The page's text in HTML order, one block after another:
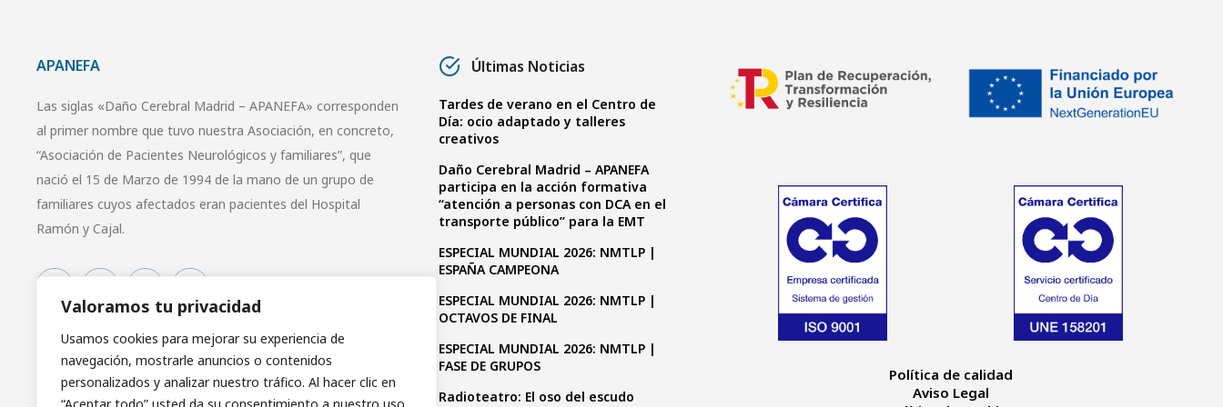
Valoramos tu privacidad
Usamos cookies para mejorar su experiencia de
navegación, mostrarle anuncios o contenidos
personalizados y analizar nuestro tráfico. Al hacer clic en
APANEFA
Las siglas «Daño Cerebral Madrid – APANEFA» corresponden
al primer nombre que tuvo nuestra Asociación, en concreto,
“Asociación de Pacientes Neurológicos y familiares”, que
nació el 15 de Marzo de 1994 de la mano de un grupo de
familiares cuyos afectados eran pacientes del Hospital
Ramón y Cajal.
Últimas Noticias
Tardes de verano en el Centro de
Día: ocio adaptado y talleres
creativos
Daño Cerebral Madrid – APANEFA
participa en la acción formativa
“atención a personas con DCA en el
transporte público” para la EMT
ESPECIAL MUNDIAL 2026: NMTLP |
ESPAÑA CAMPEONA
ESPECIAL MUNDIAL 2026: NMTLP |
OCTAVOS DE FINAL
ESPECIAL MUNDIAL 2026: NMTLP |
FASE DE GRUPOS
Radioteatro: El oso del escudo
Política de calidad
Aviso Legal